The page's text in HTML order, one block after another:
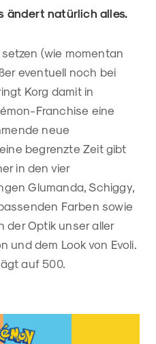
ändert natürlich alles.
(wie momentan
eventuell noch bei
Korg damit in
Franchise eine
neue
begrenzte Zeit gibt
in den vier
Glumanda, Schiggy,
Farben sowie
der Optik unser aller
und dem Look von Evoli.
auf 500.